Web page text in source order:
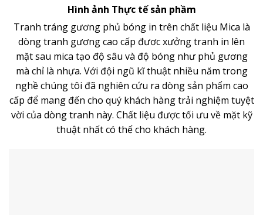
Hình ảnh Thực tế sản phầm
Tranh tráng gương phủ bóng in trên chất liệu Mica là
dòngtranh gươngcao cấp đươc xưởng tranh in lên
mặt sau mica tạo độ sâu và độ bóng như phủ gương
mà chỉ là nhựa. Với đội ngũ kĩ thuật nhiều năm trong
nghề chúng tôi đã nghiên cứu ra dòng sản phẩm cao
cấp để mang đến cho quý khách hàng trải nghiệm tuyệt
vời của dòng tranh này. Chất liệu được tối ưu về mặt kỹ
thuật nhất có thể cho khách hàng.